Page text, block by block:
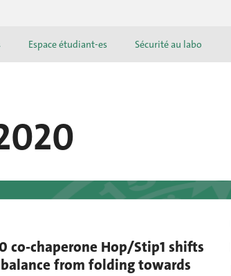
Espace étudiant-es Sécurité au labo
co-chaperone Hop/Stip1 shifts
from folding towards